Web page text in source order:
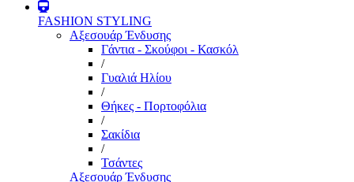
FASHION STYLING
Αξεσουάρ Ένδυσης
Γάντια - Σκούφοι - Κασκόλ
/
Γυαλιά Ηλίου
/
Θήκες - Πορτοφόλια
/
Σακίδια
/
Τσάντες
Αξεσουάρ Ένδυσης